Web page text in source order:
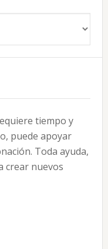
tiempo y
puede apoyar
Toda ayuda,
crear nuevos